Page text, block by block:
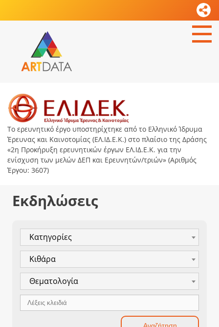
Το ερευνητικό έργο υποστηρίχτηκε από το Ελληνικό Ίδρυμα
Έρευνας και Καινοτομίας (ΕΛ.ΙΔ.Ε.Κ.) στο πλαίσιο της Δράσης
«2η Προκήρυξη ερευνητικών έργων ΕΛ.ΙΔ.Ε.Κ. για την
ενίσχυση των μελών ΔΕΠ και Ερευνητών/τριών» (Αριθμός
Έργου: 3607)
Εκδηλώσεις
Κατηγορίες
Κιθάρα
Θεματολογία